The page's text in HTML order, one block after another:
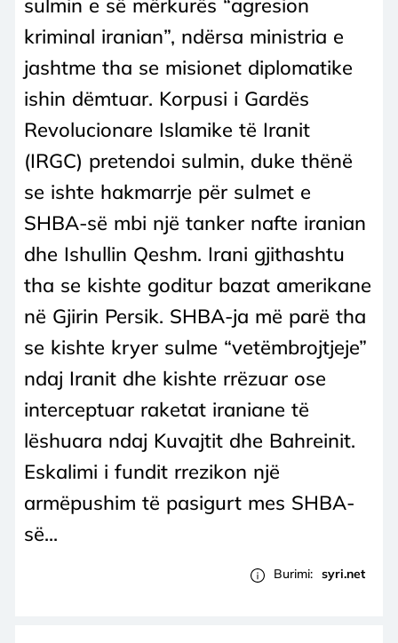
kriminal iranian”, ndërsa ministria e
jashtme tha se misionet diplomatike
ishin dëmtuar. Korpusi i Gardës
Revolucionare Islamike të Iranit
(IRGC) pretendoi sulmin, duke thënë
se ishte hakmarrje për sulmet e
SHBA-së mbi një tanker nafte iranian
dhe Ishullin Qeshm. Irani gjithashtu
tha se kishte goditur bazat amerikane
në Gjirin Persik. SHBA-ja më parë tha
se kishte kryer sulme “vetëmbrojtjeje”
ndaj Iranit dhe kishte rrëzuar ose
interceptuar raketat iraniane të
lëshuara ndaj Kuvajtit dhe Bahreinit.
Eskalimi i fundit rrezikon një
armëpushim të pasigurt mes SHBA-
së...
Burimi: syri.net